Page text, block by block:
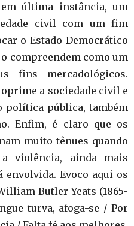
última instância, um
civil com um fim
o Estado Democrático
compreendem como um
fins mercadológicos.
a sociedade civil e
política pública, também
Enfim, é claro que os
muito tênues quando
violência, ainda mais
envolvida. Evoco aqui os
Butler Yeats (1865-
turva, afoga-se / Por